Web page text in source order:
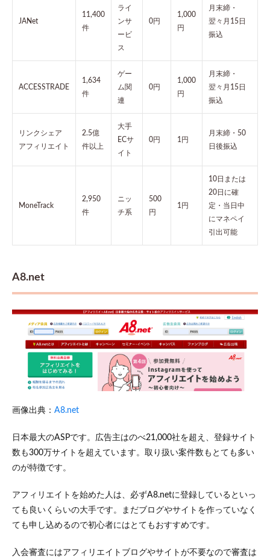
JANet
11,400
件
ライ
ンサ
ービ
ス
0円
1,000
円
月末締・
翌々月15日
振込
ACCESSTRADE
1,634
件
ゲー
ム関
連
0円
1,000
円
月末締・
翌々月15日
振込
リンクシェア
アフィリエイト
2.5億
件以上
大手
ECサ
イト
0円 1円
月末締・50
日後振込
MoneTrack
2,950
件
ニッ
チ系
500
円
1円
10日または
20日に確
定・当日中
にマネペイ
引出可能
A8.net
画像出典： A8.net
日本最大のASPです。広告主はのべ21,000社を超え、登録サイト
数も300万サイトを超えています。取り扱い案件数もとても多い
のが特徴です。
アフィリエイトを始めた人は、必ずA8.netに登録しているといっ
ても良いくらいの大手です。まだブログやサイトを作っていなく
ても申し込めるので初心者にはとてもおすすめです。
入会審査にはアフィリエイトブログやサイトが不要なので審査は